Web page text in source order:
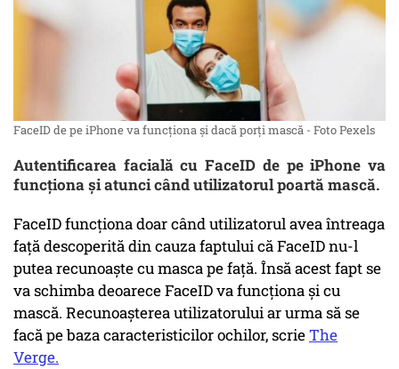
FaceID de pe iPhone va funcţiona şi dacă porți mască - Foto Pexels
Autentificarea facială cu FaceID de pe iPhone va
funcționa şi atunci când utilizatorul poartă mască.
FaceID funcţiona doar când utilizatorul avea întreaga
faţă descoperită din cauza faptului că FaceID nu-l
putea recunoaște cu masca pe față. Însă acest fapt se
va schimba deoarece FaceID va funcţiona şi cu
mască. Recunoaşterea utilizatorului ar urma să se
facă pe baza caracteristicilor ochilor, scrieThe
Verge.